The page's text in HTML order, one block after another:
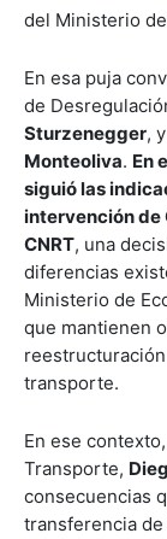
del Ministerio
En esa puja
de
Sturzenegger,
Monteoliva. En
siguió las
intervención de
CNRT, una
diferencias
Ministerio de
que mantienen
transporte.
En ese
Transporte,
consecuencias
transferencia